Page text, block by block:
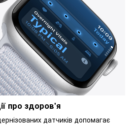
про здоров'я
датчиків допомагає